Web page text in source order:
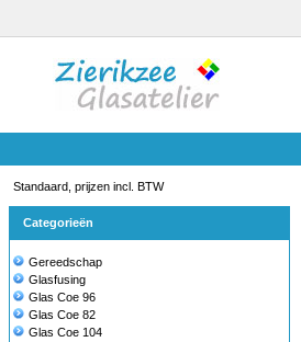
Standaard, prijzen incl. BTW
Categorieën
Gereedschap
Glasfusing
Glas Coe 96
Glas Coe 82
Glas Coe 104